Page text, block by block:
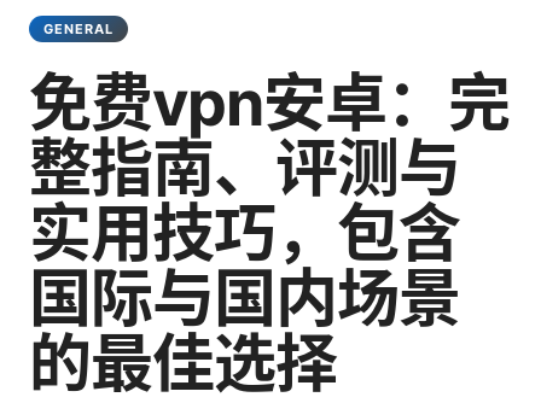
GENERAL
免费vpn安卓：完
整指南、评测与
实用技巧，包含
国际与国内场景
的最佳选择